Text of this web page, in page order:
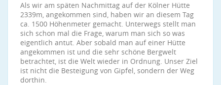
Als wir am späten Nachmittag auf der Kölner Hütte
2339m, angekommen sind, haben wir an diesem Tag
ca. 1500 Höhenmeter gemacht. Unterwegs stellt man
sich schon mal die Frage, warum man sich so was
eigentlich antut. Aber sobald man auf einer Hütte
angekommen ist und die sehr schöne Bergwelt
betrachtet, ist die Welt wieder in Ordnung. Unser Ziel
ist nicht die Besteigung von Gipfel, sondern der Weg
dorthin.